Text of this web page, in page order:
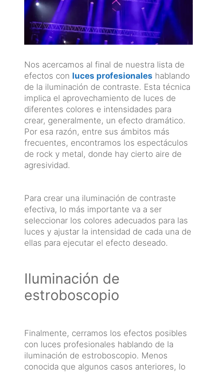
Nos acercamos al final de nuestra lista de
efectos con luces profesionales hablando
de la iluminación de contraste. Esta técnica
implica el aprovechamiento de luces de
diferentes colores e intensidades para
crear, generalmente, un efecto dramático.
Por esa razón, entre sus ámbitos más
frecuentes, encontramos los espectáculos
de rock y metal, donde hay cierto aire de
agresividad.
Para crear una iluminación de contraste
efectiva, lo más importante va a ser
seleccionar los colores adecuados para las
luces y ajustar la intensidad de cada una de
ellas para ejecutar el efecto deseado.
Iluminación de
estroboscopio
Finalmente, cerramos los efectos posibles
con luces profesionales hablando de la
iluminación de estroboscopio. Menos
conocida que algunos casos anteriores, lo